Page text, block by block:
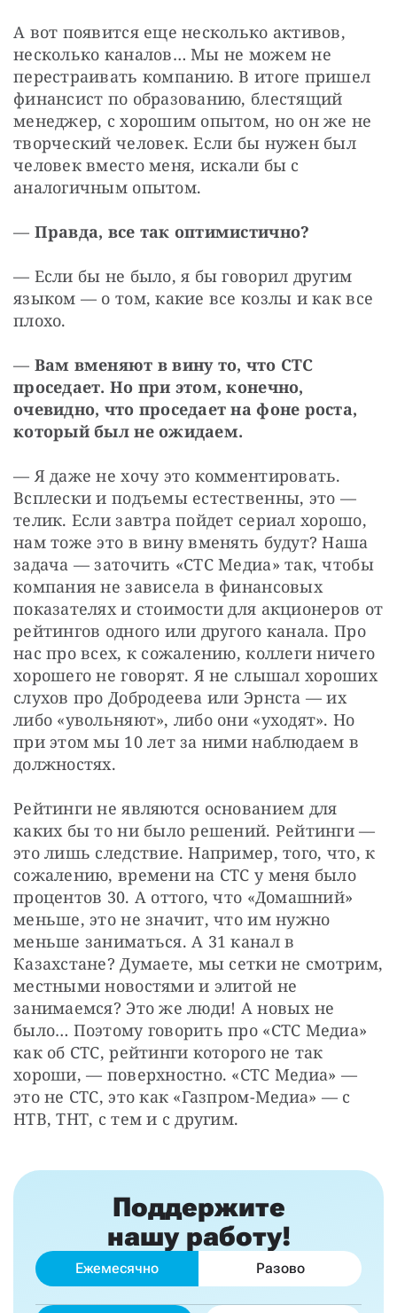
А вот появится еще несколько активов,
несколько каналов… Мы не можем не
перестраивать компанию. В итоге пришел
финансист по образованию, блестящий
менеджер, с хорошим опытом, но он же не
творческий человек. Если бы нужен был
человек вместо меня, искали бы с
аналогичным опытом.
— Правда, все так оптимистично?
— Если бы не было, я бы говорил другим
языком — о том, какие все козлы и как все
плохо.
— Вам вменяют в вину то, что СТС
проседает. Но при этом, конечно,
очевидно, что проседает на фоне роста,
который был не ожидаем.
— Я даже не хочу это комментировать.
Всплески и подъемы естественны, это —
телик. Если завтра пойдет сериал хорошо,
нам тоже это в вину вменять будут? Наша
задача — заточить «СТС Медиа» так, чтобы
компания не зависела в финансовых
показателях и стоимости для акционеров от
рейтингов одного или другого канала. Про
нас про всех, к сожалению, коллеги ничего
хорошего не говорят. Я не слышал хороших
слухов про Добродеева или Эрнста — их
либо «увольняют», либо они «уходят». Но
при этом мы 10 лет за ними наблюдаем в
должностях.
Рейтинги не являются основанием для
каких бы то ни было решений. Рейтинги —
это лишь следствие. Например, того, что, к
сожалению, времени на СТС у меня было
процентов 30. А оттого, что «Домашний»
меньше, это не значит, что им нужно
меньше заниматься. А 31 канал в
Казахстане? Думаете, мы сетки не смотрим,
местными новостями и элитой не
занимаемся? Это же люди! А новых не
было… Поэтому говорить про «СТС Медиа»
как об СТС, рейтинги которого не так
хороши, — поверхностно. «СТС Медиа» —
это не СТС, это как «Газпром-Медиа» — с
НТВ, ТНТ, с тем и с другим.
Поддержите
нашу работу!
Ежемесячно Разово